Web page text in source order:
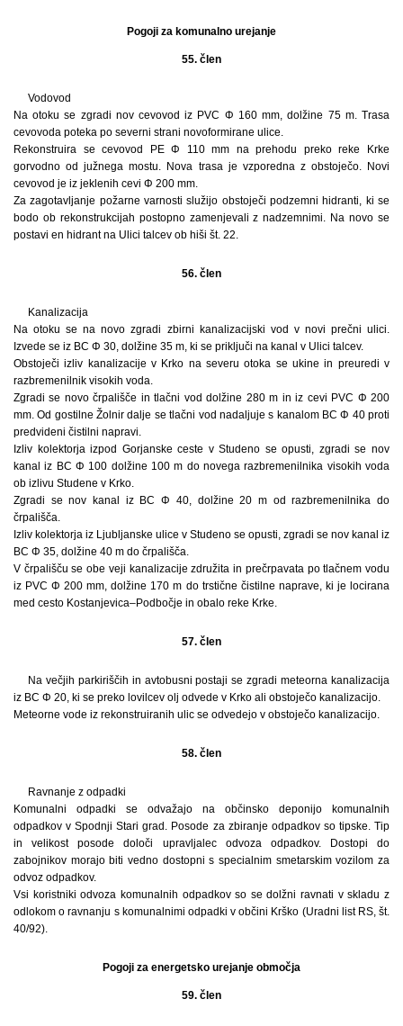
Pogoji za komunalno urejanje
55. člen
Vodovod
Na otoku se zgradi nov cevovod iz PVC Φ 160 mm, dolžine 75 m. Trasa
cevovoda poteka po severni strani novoformirane ulice.
Rekonstruira se cevovod PE Φ 110 mm na prehodu preko reke Krke
gorvodno od južnega mostu. Nova trasa je vzporedna z obstoječo. Novi
cevovod je iz jeklenih cevi Φ 200 mm.
Za zagotavljanje požarne varnosti služijo obstoječi podzemni hidranti, ki se
bodo ob rekonstrukcijah postopno zamenjevali z nadzemnimi. Na novo se
postavi en hidrant na Ulici talcev ob hiši št. 22.
56. člen
Kanalizacija
Na otoku se na novo zgradi zbirni kanalizacijski vod v novi prečni ulici.
Izvede se iz BC Φ 30, dolžine 35 m, ki se priključi na kanal v Ulici talcev.
Obstoječi izliv kanalizacije v Krko na severu otoka se ukine in preuredi v
razbremenilnik visokih voda.
Zgradi se novo črpališče in tlačni vod dolžine 280 m in iz cevi PVC Φ 200
mm. Od gostilne Žolnir dalje se tlačni vod nadaljuje s kanalom BC Φ 40 proti
predvideni čistilni napravi.
Izliv kolektorja izpod Gorjanske ceste v Studeno se opusti, zgradi se nov
kanal iz BC Φ 100 dolžine 100 m do novega razbremenilnika visokih voda
ob izlivu Studene v Krko.
Zgradi se nov kanal iz BC Φ 40, dolžine 20 m od razbremenilnika do
črpališča.
Izliv kolektorja iz Ljubljanske ulice v Studeno se opusti, zgradi se nov kanal iz
BC Φ 35, dolžine 40 m do črpališča.
V črpališču se obe veji kanalizacije združita in prečrpavata po tlačnem vodu
iz PVC Φ 200 mm, dolžine 170 m do trstične čistilne naprave, ki je locirana
med cesto Kostanjevica–Podbočje in obalo reke Krke.
57. člen
Na večjih parkiriščih in avtobusni postaji se zgradi meteorna kanalizacija
iz BC Φ 20, ki se preko lovilcev olj odvede v Krko ali obstoječo kanalizacijo.
Meteorne vode iz rekonstruiranih ulic se odvedejo v obstoječo kanalizacijo.
58. člen
Ravnanje z odpadki
Komunalni odpadki se odvažajo na občinsko deponijo komunalnih
odpadkov v Spodnji Stari grad. Posode za zbiranje odpadkov so tipske. Tip
in velikost posode določi upravljalec odvoza odpadkov. Dostopi do
zabojnikov morajo biti vedno dostopni s specialnim smetarskim vozilom za
odvoz odpadkov.
Vsi koristniki odvoza komunalnih odpadkov so se dolžni ravnati v skladu z
odlokom o ravnanju s komunalnimi odpadki v občini Krško (Uradni list RS, št.
40/92).
Pogoji za energetsko urejanje območja
59. člen